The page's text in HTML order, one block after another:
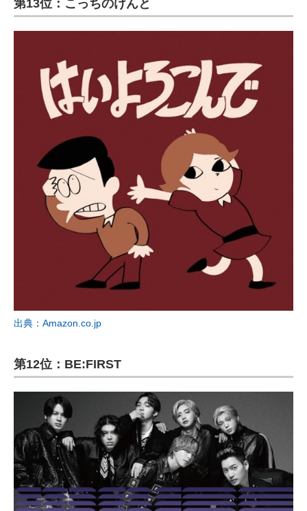
第13位：こっちのけんと
出典：Amazon.co.jp
第12位：BE:FIRST